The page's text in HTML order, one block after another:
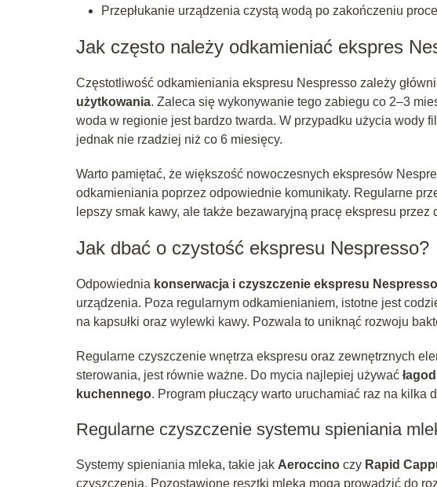
Przepłukanie urządzenia czystą wodą po zakończeniu
Jak często należy odkamieniać ekspres
Częstotliwość odkamieniania ekspresu Nespresso zależy
użytkowania. Zaleca się wykonywanie tego zabiegu co 2–3
woda w regionie jest bardzo twarda. W przypadku użycia wody
jednak nie rzadziej niż co 6 miesięcy.
Warto pamiętać, że większość nowoczesnych ekspresów
odkamieniania poprzez odpowiednie komunikaty. Regularne
lepszy smak kawy, ale także bezawaryjną pracę ekspresu przez
Jak dbać o czystość ekspresu Nespresso?
Odpowiednia konserwacja i czyszczenie ekspresu Nespresso
urządzenia. Poza regularnym odkamienianiem, istotne jest
na kapsułki oraz wylewki kawy. Pozwala to uniknąć rozwoju
Regularne czyszczenie wnętrza ekspresu oraz zewnętrznych
sterowania, jest równie ważne. Do mycia najlepiej używać
kuchennego. Program płuczący warto uruchamiać raz na kilka
Regularne czyszczenie systemu spieniania
Systemy spieniania mleka, takie jak Aeroccino czy Rapid
czyszczenia. Pozostawione resztki mleka mogą prowadzić do